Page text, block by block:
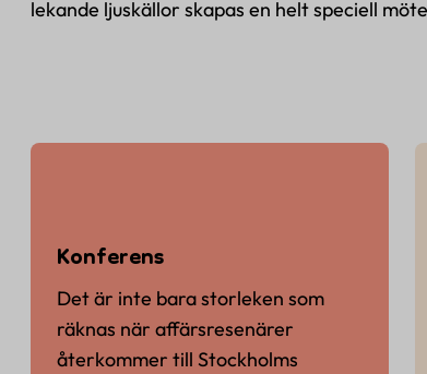
lekande ljuskällor skapas en helt speciell
Konferens
Det är inte bara storleken som
räknas när affärsresenärer
återkommer till Stockholms